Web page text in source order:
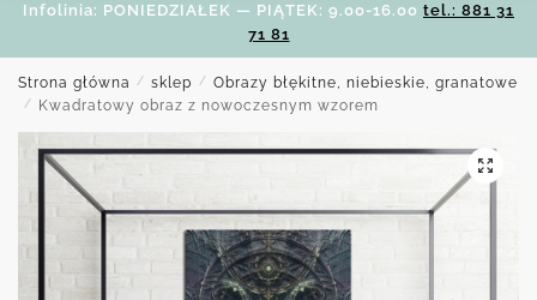
Infolinia: PONIEDZIAŁEK — PIĄTEK: 9.00-16.00 tel.: 881 31
71 81
Strona główna / sklep / Obrazy błękitne, niebieskie, granatowe
/ Kwadratowy obraz z nowoczesnym wzorem